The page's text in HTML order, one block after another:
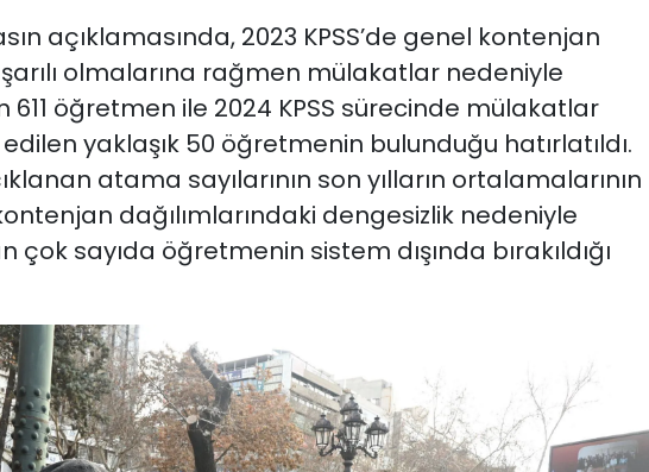
açıklamasında, 2023 KPSS’de genel kontenjan
olmalarına rağmen mülakatlar nedeniyle
öğretmen ile 2024 KPSS sürecinde mülakatlar
yaklaşık 50 öğretmenin bulunduğu hatırlatıldı.
atama sayılarının son yılların ortalamalarının
dağılımlarındaki dengesizlik nedeniyle
çok sayıda öğretmenin sistem dışında bırakıldığı